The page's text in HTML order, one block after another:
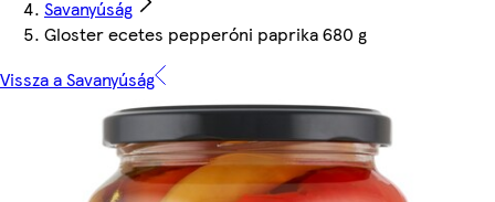
Savanyúság
Gloster ecetes pepperóni paprika 680 g
Vissza a Savanyúság